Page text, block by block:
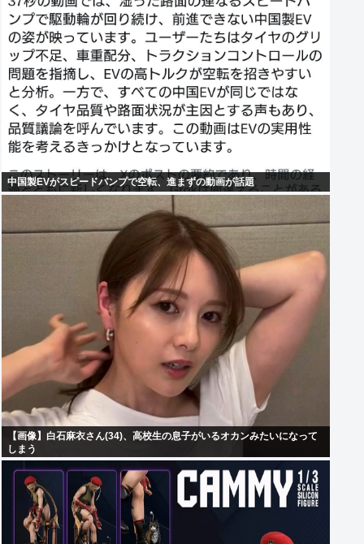
中国製EVがスピードバンプで空転、進まずの動画が話題
【画像】白石麻衣さん(34)、高校生の息子がいるオカンみたいになって
しまう